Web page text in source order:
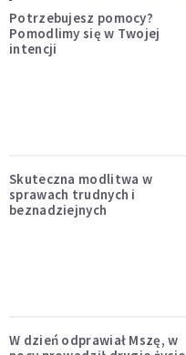
Potrzebujesz pomocy?
Pomodlimy się w Twojej
intencji
Skuteczna modlitwa w
sprawach trudnych i
beznadziejnych
W dzień odprawiał Mszę, w